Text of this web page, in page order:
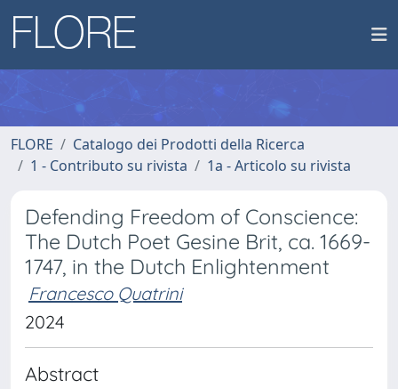
FLORE
Catalogo dei Prodotti della Ricerca
1 - Contributo su rivista
1a - Articolo su rivista
Defending Freedom of Conscience:
The Dutch Poet Gesine Brit, ca. 1669-
1747, in the Dutch Enlightenment
Francesco Quatrini
2024
Abstract